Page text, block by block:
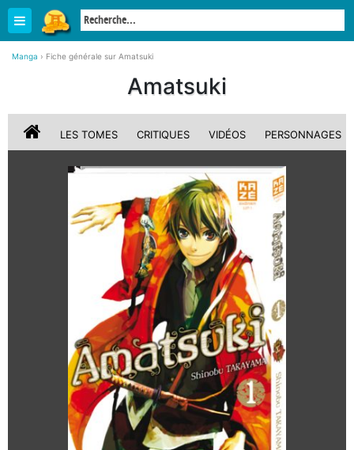
Manga › Fiche générale sur Amatsuki
Amatsuki
LES TOMES CRITIQUES VIDÉOS PERSONNAGES